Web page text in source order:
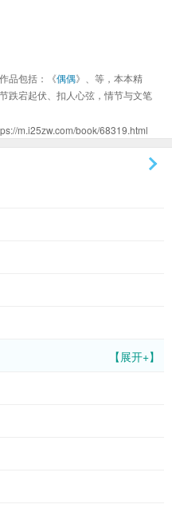
品包括：《偶偶》、等，本本精
跌宕起伏、扣人心弦，情节与文笔
m.i25zw.com/book/68319.html
【展开+】